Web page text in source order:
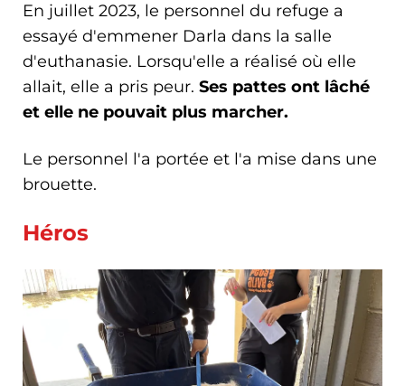
En juillet 2023, le personnel du refuge a
essayé d'emmener Darla dans la salle
d'euthanasie. Lorsqu'elle a réalisé où elle
allait, elle a pris peur. Ses pattes ont lâché
et elle ne pouvait plus marcher.
Le personnel l'a portée et l'a mise dans une
brouette.
Héros